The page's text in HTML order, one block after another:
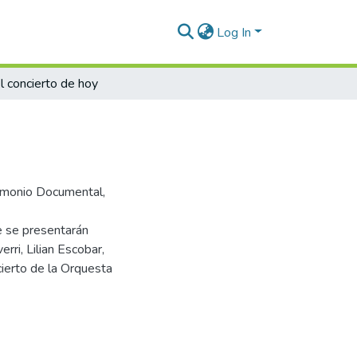
Log In
concierto de hoy
Documental,
presentarán
Lilian Escobar,
de la Orquesta